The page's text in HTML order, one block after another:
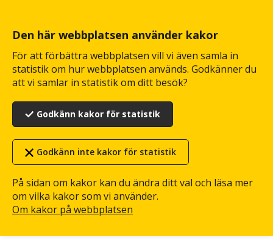
Den här webbplatsen använder kakor
För att förbättra webbplatsen vill vi även samla in
statistik om hur webbplatsen används. Godkänner du
att vi samlar in statistik om ditt besök?
Godkänn kakor för statistik
Godkänn inte kakor för statistik
På sidan om kakor kan du ändra ditt val och läsa mer
om vilka kakor som vi använder.
Om kakor på webbplatsen
huvudinnehåll